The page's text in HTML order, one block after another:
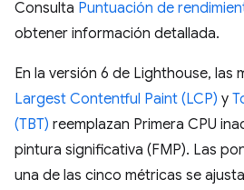
Consulta Puntuación de
obtener información detallada.
En la versión 6 de Lighthouse, las
Largest Contentful Paint (LCP) y
(TBT) reemplazan Primera CPU
pintura significativa (FMP). Las
una de las cinco métricas se